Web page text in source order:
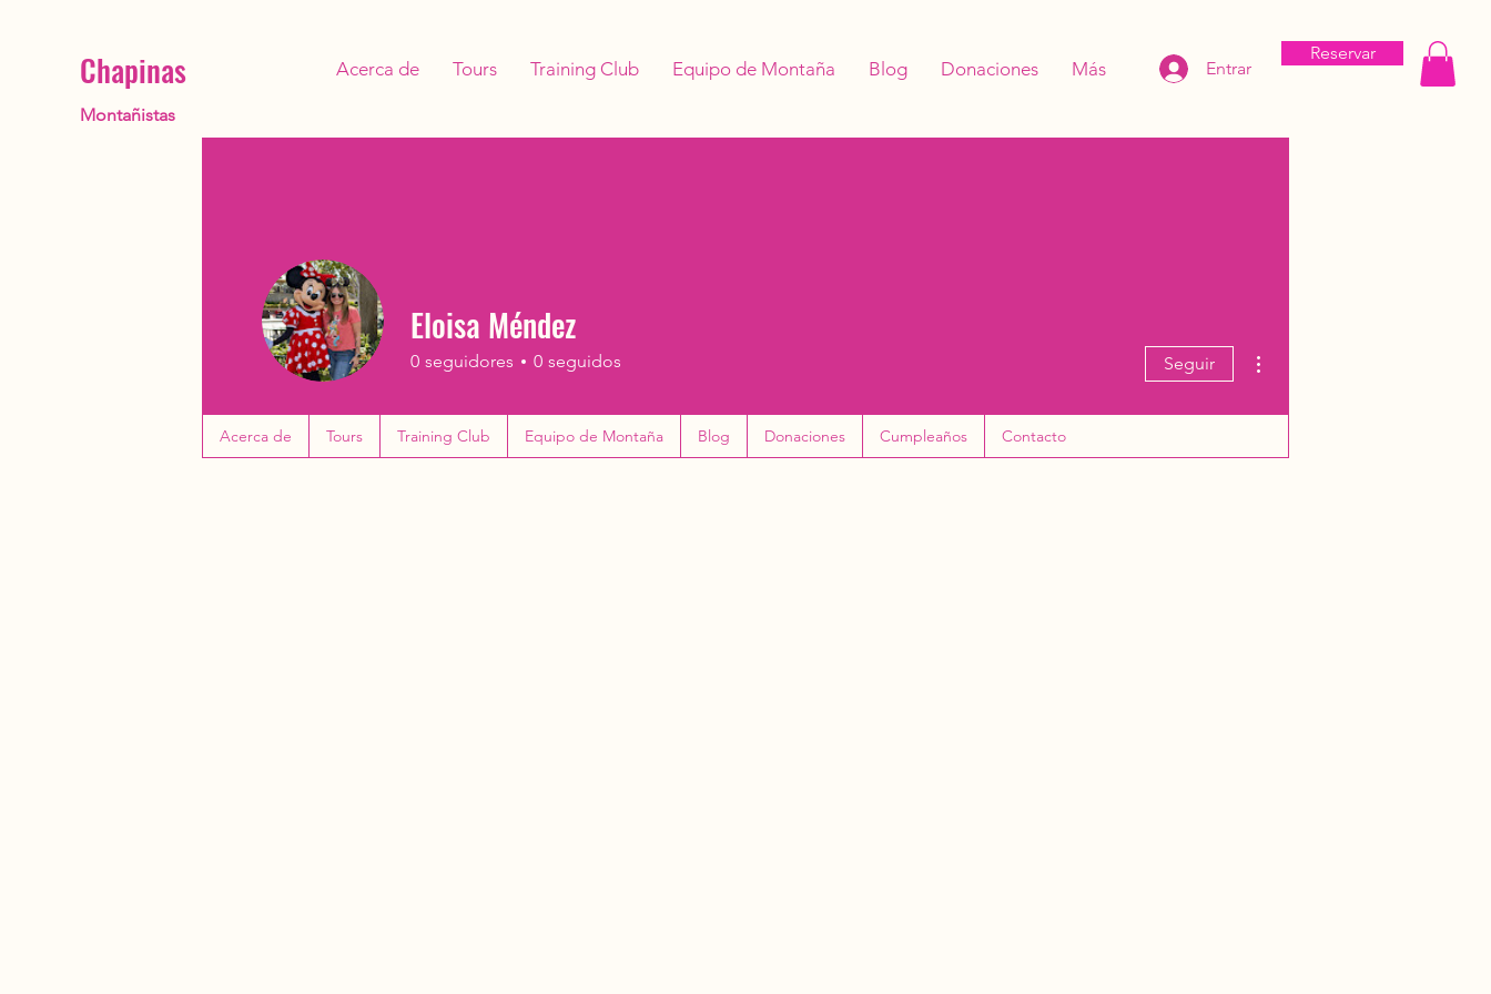
Chapinas
Montañistas
Acerca de Tours Training Club Equipo de Montaña Blog Donaciones Más Entrar
Reservar
Eloisa Méndez
0 seguidores 0 seguidos Seguir
Acerca de Tours Training Club Equipo de Montaña Blog Donaciones Cumpleaños Contacto